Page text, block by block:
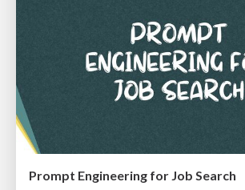
Prompt Engineering for Job Search